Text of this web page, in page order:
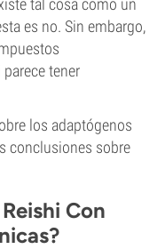
tal cosa como un
es no. Sin embargo,
tener
los adaptógenos
conclusiones sobre
Con